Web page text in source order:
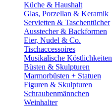
Küche & Haushalt
Glas, Porzellan & Keramik
Servietten & Taschentücher
Ausstecher & Backformen
Eier, Nudel & Co.
Tischaccessoires
Musikalische Köstlichkeiten
Büsten & Skulpturen
Marmorbüsten + Statuen
Figuren & Skulpturen
Schraubenmännchen
Weinhalter